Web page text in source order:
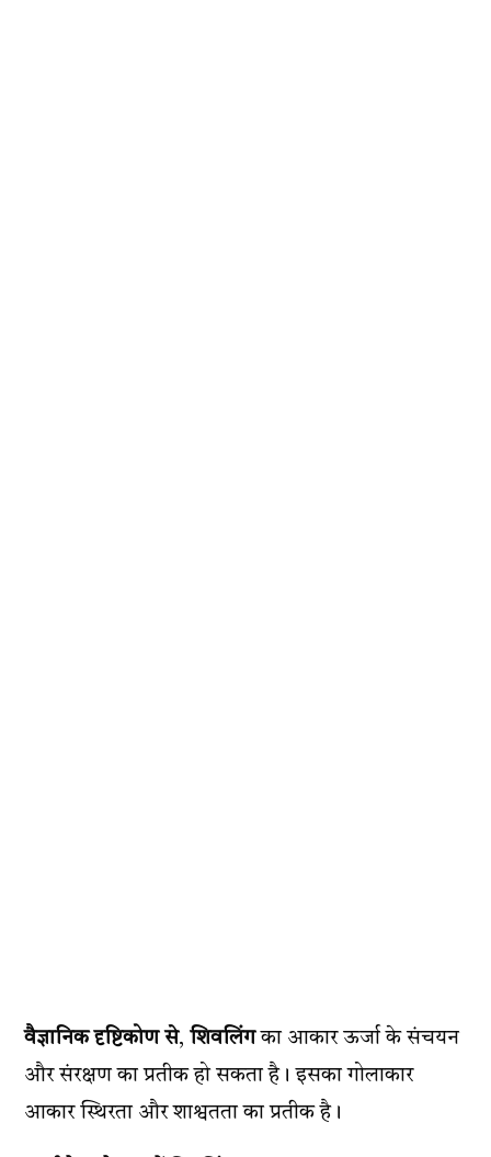
वैज्ञानिक दृष्टिकोण से,शिवलिंगका आकार ऊर्जा के संचयन
और संरक्षण का प्रतीक हो सकता है। इसका गोलाकार
आकार स्थिरता और शाश्वतता का प्रतीक है।